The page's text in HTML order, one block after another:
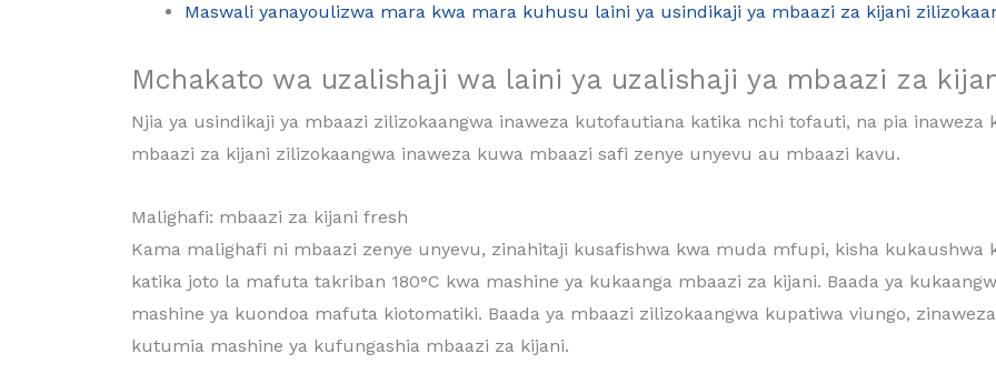
Maswali yanayoulizwa mara kwa mara kuhusu laini ya usindikaji ya mbaazi za kijani
Mchakato wa uzalishaji wa laini ya uzalishaji ya mbaazi za
Njia ya usindikaji ya mbaazi zilizokaangwa inaweza kutofautiana katika nchi tofauti, na pia
mbaazi za kijani zilizokaangwa inaweza kuwa mbaazi safi zenye unyevu au mbaazi kavu.
Malighafi: mbaazi za kijani fresh
Kama malighafi ni mbaazi zenye unyevu, zinahitaji kusafishwa kwa muda mfupi, kisha kukaushwa
katika joto la mafuta takriban 180°C kwa mashine ya kukaanga mbaazi za kijani. Baada ya
mashine ya kuondoa mafuta kiotomatiki. Baada ya mbaazi zilizokaangwa kupatiwa viungo,
kutumia mashine ya kufungashia mbaazi za kijani.